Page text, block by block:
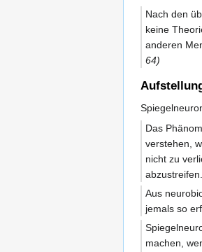
Nach den
keine
anderen
64)
Das
verstehen,
nicht zu
abzustreifen.
Aus
jemals so
machen,